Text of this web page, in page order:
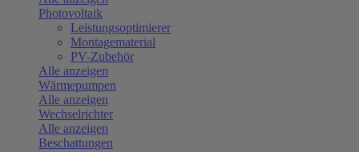
Photovoltaik
Leistungsoptimierer
Montagematerial
PV-Zubehör
Alle anzeigen
Wärmepumpen
Alle anzeigen
Wechselrichter
Alle anzeigen
Beschattungen